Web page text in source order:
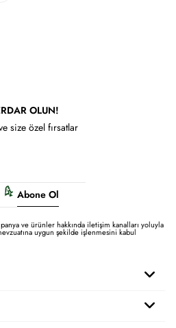
OLUN!
size özel fırsatlar
Abone Ol
ve ürünler hakkında iletişim kanalları yoluyla
uygun şekilde işlenmesini kabul